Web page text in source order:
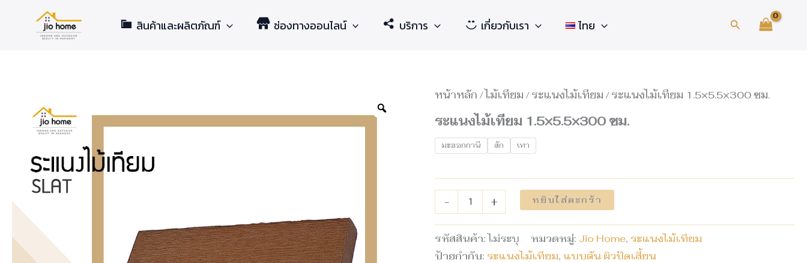
สินค้าและผลิตภัณฑ์ ช่องทางออนไลน์ บริการ เกี่ยวกับเรา ไทย Search
หน้าหลัก /ไม้เทียม /ระแนงไม้เทียม / ระแนงไม้เทียม 1.5×5.5×300 ซม.
ระแนงไม้เทียม 1.5×5.5×300 ซม.
มะฮอกกานี สัก เทา
-
จำนวน
ไม้
เทียม
1.5x5.5x300
ซม.
+ หยิบใส่ตะกร้า
รหัสสินค้า:ไม่ระบุ หมวดหมู่: Jio Home, ระแนงไม้เทียม
ป้ายกำกับ: ระแนงไม้เทียม, แบบตัน ผิวปัดเสี้ยน